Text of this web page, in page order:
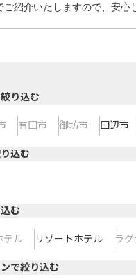
紹介いたしますので、安心
り込む
有田市 御坊市 田辺市
込む
む
テル リゾートホテル ラ
で絞り込む